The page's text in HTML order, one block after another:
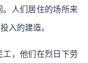
。人们居住的场所来
入的建造。
，他们在烈日下劳